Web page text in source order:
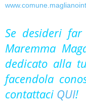
Se desideri
Maremma
dedicato alla
facendola
contattaci QUI!